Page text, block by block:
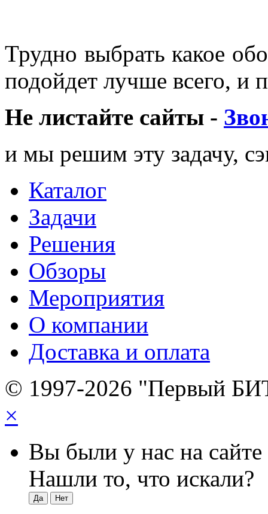
Трудно выбрать какое
подойдет лучше всего, и
Не листайте сайты -
и мы решим эту задачу,
Каталог
Задачи
Решения
Обзоры
Мероприятия
О компании
Доставка и оплата
© 1997-2026 "Первый
×
Вы были у нас на сайте
Нашли то, что искали?
Да Нет